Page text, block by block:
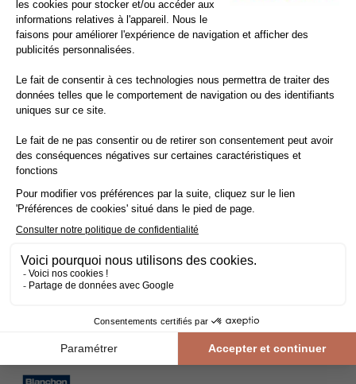
Nettoyage et entretien des parquets vernis
Évitez de mouiller le parquet vernis. Pour le nettoyage,
privilégiez un nettoyage à sec avec un balai ou un aspirateur
équipé d’une brosse adaptée.
Pour l'entretien courant, utilisez une serpillière légèrement
humide avec un shampooing doux spécialement conçu pour
les parquets vitrifiés.